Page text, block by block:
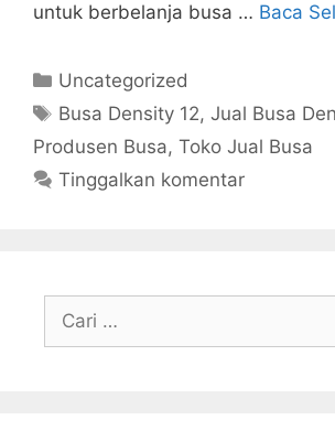
untuk berbelanja busa … Baca
Kategori
Uncategorized
Tag
Busa Density 12,Jual Busa
Produsen Busa, Toko Jual Busa
Tinggalkan komentar
Cari